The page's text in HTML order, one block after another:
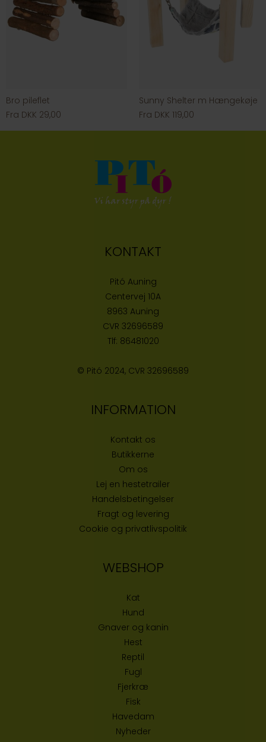
Bro pileflet
Fra DKK 29,00
Sunny Shelter m Hængekøje
Fra DKK 119,00
KONTAKT
Pitó Auning
Centervej 10A
8963 Auning
CVR 32696589
Tlf: 86481020
© Pitó 2024, CVR 32696589
INFORMATION
Kontakt os
Butikkerne
Om os
Lej en hestetrailer
Handelsbetingelser
Fragt og levering
Cookie og privatlivspolitik
WEBSHOP
Kat
Hund
Gnaver og kanin
Hest
Reptil
Fugl
Fjerkræ
Fisk
Havedam
Nyheder